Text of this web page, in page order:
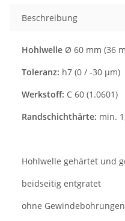
Beschreibung
Hohlwelle Ø 60 mm (36
Toleranz: h7 (0 / -30 µm)
Werkstoff: C 60 (1.0601)
Randschichthärte: min.
Hohlwelle gehärtet und
beidseitig entgratet
ohne Gewindebohrungen